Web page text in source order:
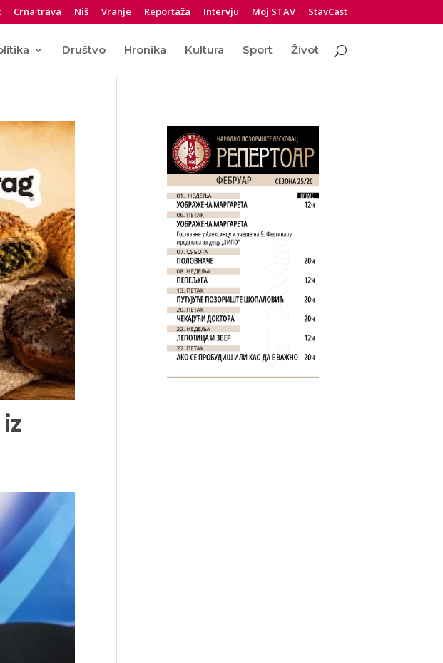
Crna trava Niš Vranje Reportaža Intervju Moj STAV StavCast
Društvo Hronika Kultura Sport Život
iz